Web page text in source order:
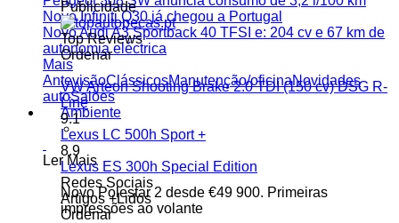
Novo Infiniti Q30 já chegou a Portugal
Novo Audi A3 Sportback 40 TFSI e: 204 cv e 67 km de
autonomia eléctrica
Mais
AntevisãoClássicosManutenção/oficinaNovidades
autoSalões
Ambiente
Ler Mais
Novo Polestar 2 desde €49 900. Primeiras
impressões ao volante
Publicidade
Top Reviews
Ordenar
VW Arteon Shooting Brake 2.0 TDI (150 cv) DSG R-
Line
9.1
Lexus LC 500h Sport +
8.9
Lexus ES 300h Special Edition
Redes Sociais
Artigos +Lidos
Ordenar